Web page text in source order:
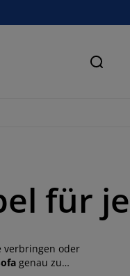
für
verbringen oder
genau zu